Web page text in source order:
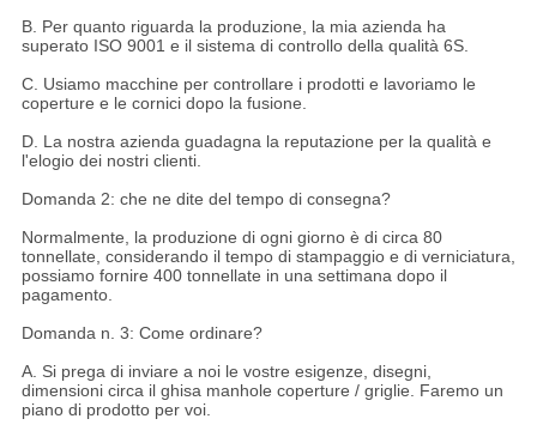
B. Per quanto riguarda la produzione, la mia azienda ha
superato ISO 9001 e il sistema di controllo della qualità 6S.
C. Usiamo macchine per controllare i prodotti e lavoriamo le
coperture e le cornici dopo la fusione.
D. La nostra azienda guadagna la reputazione per la qualità e
l'elogio dei nostri clienti.
Domanda 2: che ne dite del tempo di consegna?
Normalmente, la produzione di ogni giorno è di circa 80
tonnellate, considerando il tempo di stampaggio e di verniciatura,
possiamo fornire 400 tonnellate in una settimana dopo il
pagamento.
Domanda n. 3: Come ordinare?
A. Si prega di inviare a noi le vostre esigenze, disegni,
dimensioni circa il ghisa manhole coperture / griglie. Faremo un
piano di prodotto per voi.